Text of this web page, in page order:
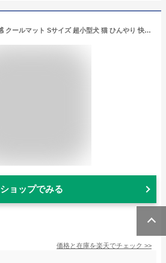
ペット 夏用 接触冷感 クールマット Sサイズ 超小型犬 猫 ひんやり 快適 涼感 暑さ対策 室内 メッシュ 中綿 洗える 送料無料 rom
ショップでみる
価格と在庫を楽天でチェック >>